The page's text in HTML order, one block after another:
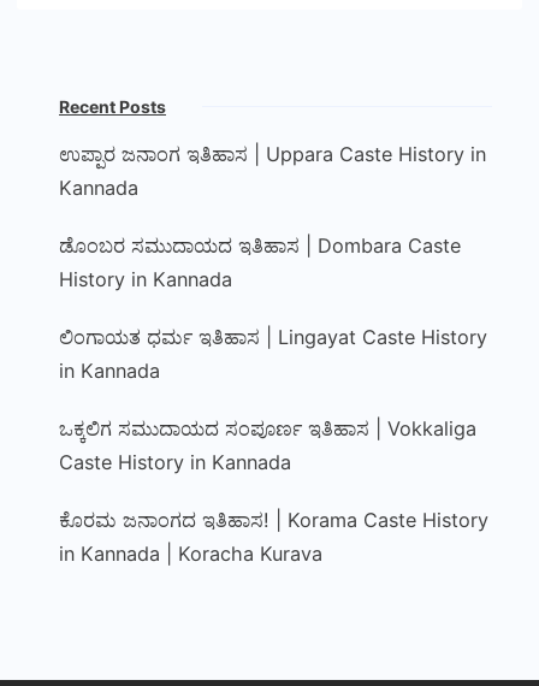
Recent Posts
ಉಪ್ಪಾರ ಜನಾಂಗ ಇತಿಹಾಸ | Uppara Caste History in
Kannada
ಡೊಂಬರ ಸಮುದಾಯದ ಇತಿಹಾಸ | Dombara Caste
History in Kannada
ಲಿಂಗಾಯತ ಧರ್ಮ ಇತಿಹಾಸ | Lingayat Caste History
in Kannada
ಒಕ್ಕಲಿಗ ಸಮುದಾಯದ ಸಂಪೂರ್ಣ ಇತಿಹಾಸ | Vokkaliga
Caste History in Kannada
ಕೊರಮ ಜನಾಂಗದ ಇತಿಹಾಸ! | Korama Caste History
in Kannada | Koracha Kurava